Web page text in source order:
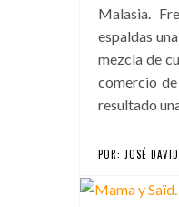
Malasia.
espaldas
mezcla de
comercio
resultado
POR: JOSÉ